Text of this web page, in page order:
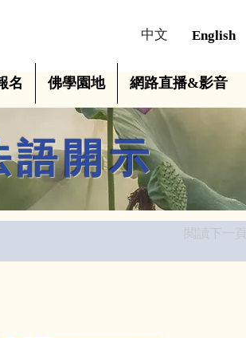
中文 English
名 佛學園地 網路直播&影音
語開示
閲讀下一頁